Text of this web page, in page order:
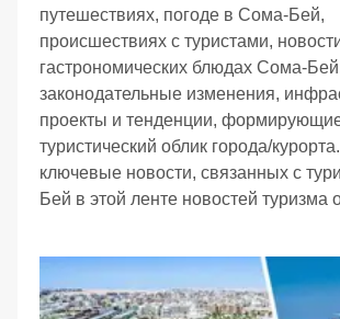
путешествиях, погоде в Сома-Бей,
происшествиях с туристами,
гастрономических блюдах Сома-
законодательные изменения,
проекты и тенденции,
туристический облик города/
ключевые новости, связанных с
Бей в этой ленте новостей туризма